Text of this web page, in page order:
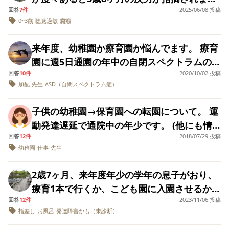
けなのか、考えれば考えるほど冷静になれ
ず… ご意見くださるとありがたいです。
今の園に残ることは考えていません。 本人が
自分の事として理解できるのか？ 分からない
部分はありますが、 本人に転園する事を聞い
てみる、 転園候補の幼稚園を見に行き反応を
見るしかないでしょうか？ 療育園へは、再度
子供を連れて実際に見学や体験に行く事は出
来ません。 パンフレットなどを見せるしか方
法はないです。 就学後の進路は、支援級を希
望しています。 文章が長くなり大変恐縮です
が、 皆さまのアドバイスをお聞かせ下さい！
剰反応しては良いこと無いですから。 お友達
に優しくしている息子を、えらいと思ってあ
げたいです。 ここは、私の踏ん張り所。息子
は悪い子じゃないって、私が思っていれば何
も問題ないです。 質問になっていませんが、
幼稚園が大好きだと思っている息子を温かく
見守りたいです。
楽しくもなさそうだけど辛くもない？という
とって負担にならないか？という心配もあり
ます。 まずは見学に行ってみる予定ですが、
客観的な意見も伺いたいです。 よろしくお願
いいたします。
ている幼稚園はのびのび系で英語や体育はあ
るが、遊び中心で楽しく学ぶをモットーとし
ている。イベント多めで楽しそうに感じまし
た。 少人数制で年少は13人に対し先生は２
人、加配対応も可能だと言ってくれていて、
他の学年にも加配がついている子もいるよう
でした。 1.年少に進級し、もう少し今の園で
様子をみてみる。加配がつけられない、つい
ていけないようであれば転園を検討する。 2.
今の幼稚園の年少にはあがらず、のびのび系
で加配対応が確実な幼稚園に転園させる。
1.2の選択肢で迷っております。 今通ってい
る幼稚園はすでに入園金も支払っており、制
服などの用品も購入してしまっています。 転
グや体操などカリキュラムが忙しめの幼稚園
です。行き渋りもなく、今はよくても1年後さ
らにまわりのお友達との差を感じてしまわな
いか心配もあります。転園を考えているこど
も園はのびのび遊べる時間が多いようです。
どちらにも良さがありますが、何かアドバイ
スを頂ければありがたいです。よろしくお願
るのがやっと。 活発な子からたまに誘われて
しまっているようです。周りの子に比べると
できないことも多いです。 母親べったりで、
園でも先生(大人)＞＞＞＞友達のようで、こ
れでは皆に相手にされなくなって仕方ないか
なとも思うのですが、本人も友達と遊べてな
い状態を悲しく恥ずかしく思う気持ちがある
ようです。 でも自信がないので声をかけられ
ない(過去に何度も遊ぼうと声をかけては断ら
れているようです)、どうやったら遊べるのか
は保育園の出来事をあまり言いたがりません
し、親も無理には聞き出していません。 だか
らはっきり全体像がわからず、余計に心配が
膨らんでいます。 先生に聞いても「一人の時
上がる際に人数がぐんと減る印象です。 保育
園からは３歳児からは加配で見ますと言われ
ました。 主人は社会性を育てるには大人数の
環境に入れて、色々な子と接すべき、という
ことで幼稚園への入園を希望しています。今
の保育園の配慮に「そこまでか？」と言う思
配なので、少数でしっかり見てもらう方が良
いと思う反面、このまま慣れ親しんだ環境の
方が良いのかと思いつつ、ただ、この先の小
学校のことを考えると、集団生活を学ぶこと
も必要では？と考えてしまい、決断ができな
い状況でとても悩んでいます。 幼稚園に行っ
た方が、集団生活に慣れ、今後のためになる
のでしょうか？それよりも、少人数で息子の
ことをしっかり見てもらった方が結果発達グ
け入れて下さり、感謝の気持ちと申し訳ない
気持ちと… 周りの子逹とどんどん差が開いて
いくと息子も可哀想で私も辛いのです… 息子
にとって1番良い選択をしたいと思っているの
ですが、皆様の体験談やご意見を是非お聞き
た。 担任からの話をまとめると、 ①気になる
事があるとそちらに行ってしまって今やるべ
めの発言をしてしまうことがある。先生に指
摘されても納得いかない顔をする（手はでた
り癇癪にはならない。言語、コミュニケーシ
ョン能力はある） ③人前、初めてやる事に緊
張が強い。 ここまでは知っている我が子で、
だいたい想像はできる範囲です。 ただこれに
加えて、 ④朝の会の歌のときに耳を塞いでい
る ということがわかりました。 今まで色々な
連れて行ってるのですが、耳を塞いだり、音
に過敏に反応したと感じたことはありません
でした。また、去年までは恥ずかしがりなが
らも皆と歌ったり踊ったりしていて、朝の会
回答7件
2025/06/08 投稿
0~3歳 聴覚過敏 癇癪
来年度、幼稚園か療育園か悩んでます。 療育
園に週5日通園の年中の自閉スペクトラムの子
がおります。 5歳0カ月での発達検査はK式で
DQ50でした。（4歳半では56だったので下が
られました。理由は、クラスには重度の子も
多く、お手本になる子がいないこと 。お友達
を良くみて、マネをするので、良い見本とな
る子達の中の方が伸びるのではということで
す。 発達検査をしていただいた心理士さんか
らは、療育園をすすめられました。理由は 発
達検査の結果からは、発達が2歳半程度で、こ
れはまだ大人としっかり関わってもらった方
が良い発達段階である。発達が3歳を超えてく
回答10件
2020/10/02 投稿
加配 先生 ASD（自閉スペクトラム症）
子供の幼稚園→保育園への転園について。 運
動発達遅延で通院中の年少です。 (他にも情
緒面で特性あり。←グレー域らしく経過観察
とのこと。) 今通っている園を転園するか悩
にくい｣という特性が元で園で迷子になり問題
を起こしてしまいました。 現在の園は敷地が
広大で柵などがなく開放的。防犯面は不安が
ある。園児数百人という大規模の現在の園
回答12件
2018/07/29 投稿
幼稚園 仕事 先生
2歳7ヶ月、来年度年少の学年の息子がおり、
療育1本で行くか、こども園に入園させるかで
悩んでいます。 息子には発語の遅れ、言葉の
理解の遅れがあります。発語は現在単語が70
回答12件
2023/11/06 投稿
指差し お風呂 発達障害かも（未診断）